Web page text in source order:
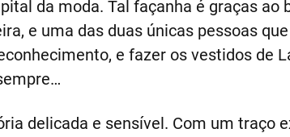
da moda. Tal façanha é graças ao
e uma das duas únicas pessoas
e fazer os vestidos de
delicada e sensível. Com um traço